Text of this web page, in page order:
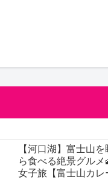
【河口湖】富士山
ら食べる絶景グルメ
女子旅【富士山カレ